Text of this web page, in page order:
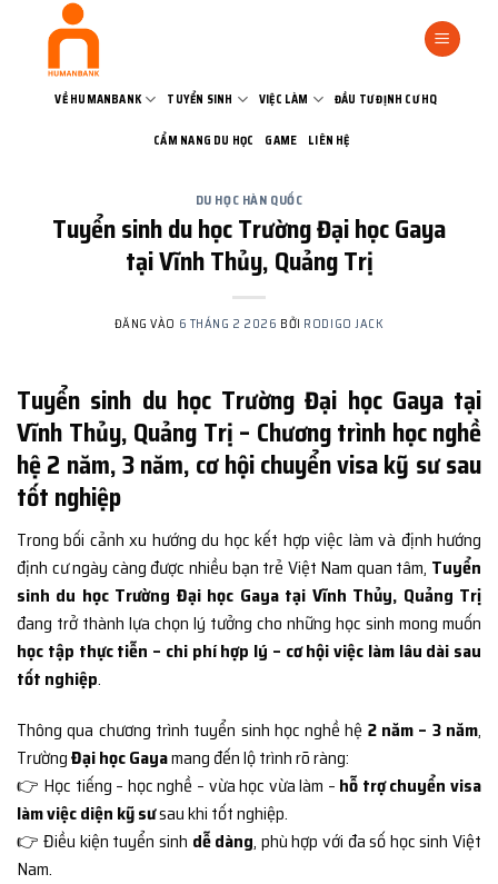
VỀ HUMANBANK TUYỂN SINH VIỆC LÀM ĐẦU TƯ ĐỊNH CƯ HQ
CẨM NANG DU HỌC GAME LIÊN HỆ
DU HỌC HÀN QUỐC
Tuyển sinh du học Trường Đại học Gaya
tại Vĩnh Thủy, Quảng Trị
ĐĂNG VÀO 6 THÁNG 2 2026 BỞI RODIGO JACK
Tuyển sinh du học Trường Đại học Gaya tại
Vĩnh Thủy, Quảng Trị – Chương trình học nghề
hệ 2 năm, 3 năm, cơ hội chuyển visa kỹ sư sau
tốt nghiệp
Trong bối cảnh xu hướng du học kết hợp việc làm và định hướng
định cư ngày càng được nhiều bạn trẻ Việt Nam quan tâm, Tuyển
sinh du học Trường Đại học Gaya tại Vĩnh Thủy, Quảng Trị
đang trở thành lựa chọn lý tưởng cho những học sinh mong muốn
học tập thực tiễn – chi phí hợp lý – cơ hội việc làm lâu dài sau
tốt nghiệp.
Thông qua chương trình tuyển sinh học nghề hệ 2 năm – 3 năm,
TrườngĐại học Gayamang đến lộ trình rõ ràng:
👉 Học tiếng – học nghề – vừa học vừa làm – hỗ trợ chuyển visa
làm việc diện kỹ sưsau khi tốt nghiệp.
👉 Điều kiện tuyển sinh dễ dàng, phù hợp với đa số học sinh Việt
Nam.